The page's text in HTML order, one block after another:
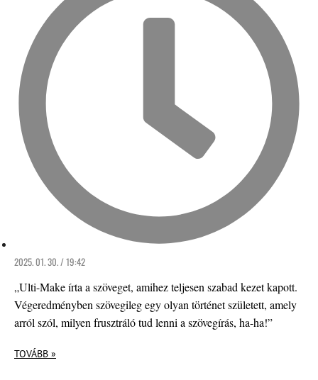
2025. 01. 30. / 19:42
„Ulti-Make írta a szöveget, amihez teljesen szabad kezet kapott.
Végeredményben szövegileg egy olyan történet született, amely
arról szól, milyen frusztráló tud lenni a szövegírás, ha-ha!”
TOVÁBB »